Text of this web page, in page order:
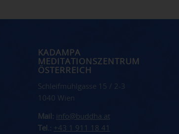
KADAMPA
MEDITATIONSZENTRUM
ÖSTERREICH
Schleifmühlgasse 15 / 2-3
1040 Wien
Mail: info@buddha.at
Tel.: +43 1 911 18 41